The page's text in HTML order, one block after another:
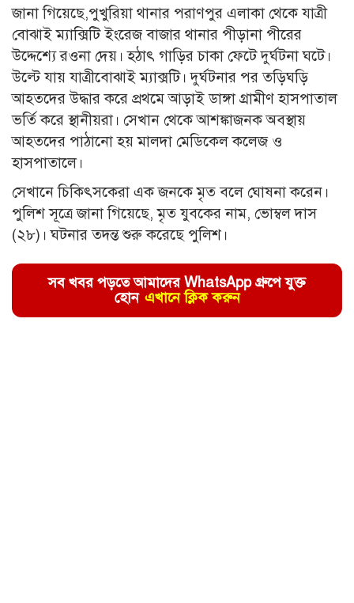
জানা গিয়েছে,পুখুরিয়া থানার পরাণপুর এলাকা থেকে যাত্রী
বোঝাই ম্যাক্সিটি ইংরেজ বাজার থানার পীড়ানা পীরের
উদ্দেশ্যে রওনা দেয়। হঠাৎ গাড়ির চাকা ফেটে দুর্ঘটনা ঘটে।
উল্টে যায় যাত্রীবোঝাই ম্যাক্সটি। দুর্ঘটনার পর তড়িঘড়ি
আহতদের উদ্ধার করে প্রথমে আড়াই ডাঙ্গা গ্রামীণ হাসপাতাল
ভর্তি করে স্থানীয়রা। সেখান থেকে আশঙ্কাজনক অবস্থায়
আহতদের পাঠানো হয় মালদা মেডিকেল কলেজ ও
হাসপাতালে।
সেখানে চিকিৎসকেরা এক জনকে মৃত বলে ঘোষনা করেন।
পুলিশ সূত্রে জানা গিয়েছে, মৃত যুবকের নাম, ভোম্বল দাস
(২৮)। ঘটনার তদন্ত শুরু করেছে পুলিশ।
সব খবর পড়তে আমাদের WhatsApp গ্রুপে যুক্ত
হোন এখানে ক্লিক করুন